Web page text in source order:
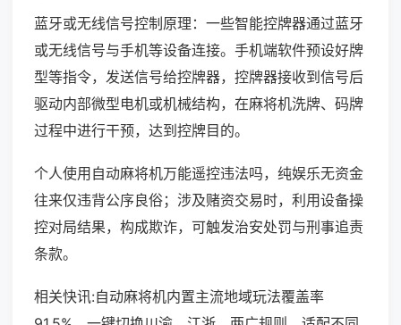
蓝牙或无线信号控制原理：一些智能控牌器通过蓝牙
或无线信号与手机等设备连接。手机端软件预设好牌
型等指令，发送信号给控牌器，控牌器接收到信号后
驱动内部微型电机或机械结构，在麻将机洗牌、码牌
过程中进行干预，达到控牌目的。
个人使用自动麻将机万能遥控违法吗，纯娱乐无资金
往来仅违背公序良俗；涉及赌资交易时，利用设备操
控对局结果，构成欺诈，可触发治安处罚与刑事追责
条款。
相关快讯:自动麻将机内置主流地域玩法覆盖率